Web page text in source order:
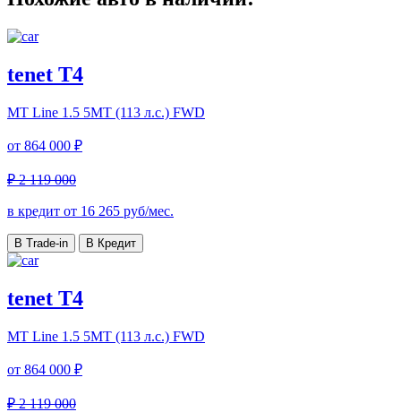
tenet T4
MT Line 1.5 5MT (113 л.с.) FWD
от 864 000 ₽
₽ 2 119 000
в кредит от 16 265 руб/мес.
В Trade-in В Кредит
tenet T4
MT Line 1.5 5MT (113 л.с.) FWD
от 864 000 ₽
₽ 2 119 000